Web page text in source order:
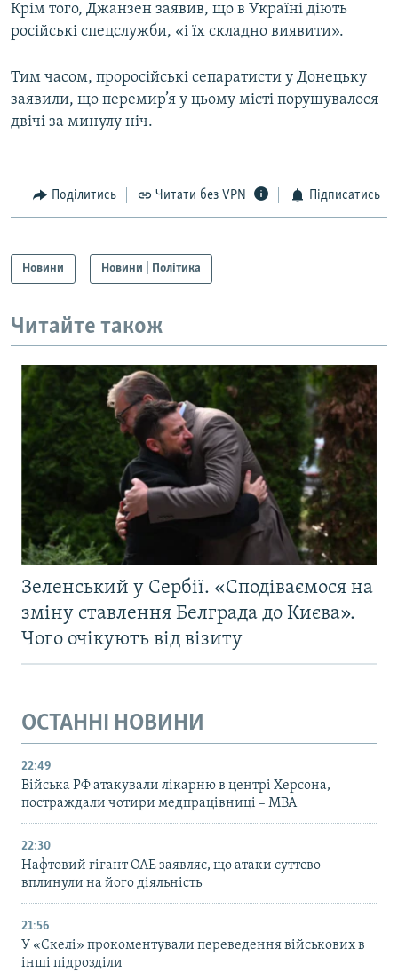
Крім того, Джанзен заявив, що в Україні діють
російські спецслужби, «і їх складно виявити».
Тим часом, проросійські сепаратисти у Донецьку
заявили, що перемир’я у цьому місті порушувалося
двічі за минулу ніч.
Поділитись Читати без VPN Підписатись
Новини Новини | Політика
Читайте також
Зеленський у Сербії. «Сподіваємося на
зміну ставлення Белграда до Києва».
Чого очікують від візиту
ОСТАННІ НОВИНИ
22:49
Війська РФ атакували лікарню в центрі Херсона,
постраждали чотири медпрацівниці – МВА
22:30
Нафтовий гігант ОАЕ заявляє, що атаки суттєво
вплинули на його діяльність
21:56
У «Скелі» прокоментували переведення військових в
інші підрозділи